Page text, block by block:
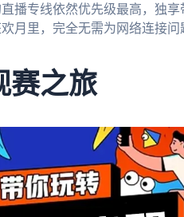
播专线依然优先级最高，独享
月里，完全无需为网络连接问
赛之旅